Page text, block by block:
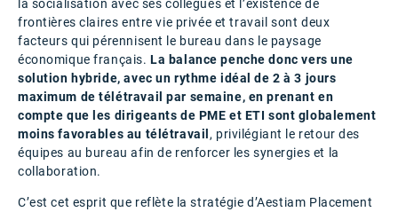
la socialisation avec ses collègues et l’existence de
frontières claires entre vie privée et travail sont deux
facteurs qui pérennisent le bureau dans le paysage
économique français.La balance penche donc vers une
solution hybride, avec un rythme idéal de 2 à 3 jours
maximum de télétravail par semaine, en prenant en
compte que les dirigeants de PME et ETI sont globalement
moins favorables au télétravail , privilégiant le retour des
équipes au bureau afin de renforcer les synergies et la
collaboration.
C’est cet esprit que reflète la stratégie d’Aestiam Placement